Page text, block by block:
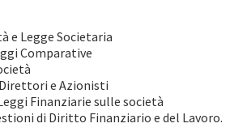
e Legge Societaria
Comparative
e Azionisti
Finanziarie sulle società
di Diritto Finanziario e del Lavoro.